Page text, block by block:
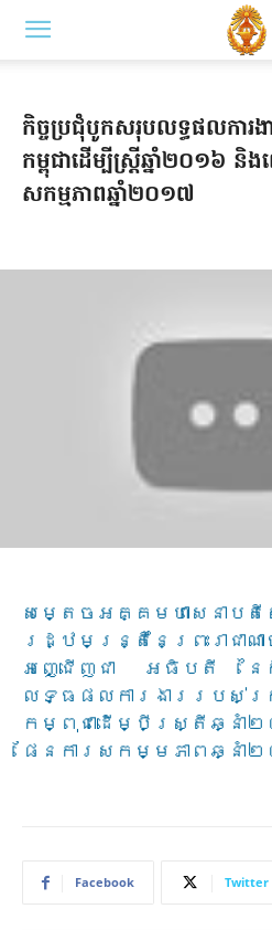
កិច្ចប្រជុំបូកសរុបលទ្ធផលការង
កម្ពុជាដើម្បីស្ត្រីឆ្នាំ២០១៦
សកម្មភាពឆ្នាំ២០១៧
សម្តេច​អគ្គ​មហា​សេនា​ប
រដ្ឋម​ន្ត្រី​នៃព្រះរា​ជា​
អញ្ជើញជា អធិបតី ន
លទ្ធផលការងាររបស់ក្
កម្ពុជាដើម្បីស្ត្រីឆ្នាំ
ផែនការសកម្មភាពឆ្នាំ
Facebook Twitter